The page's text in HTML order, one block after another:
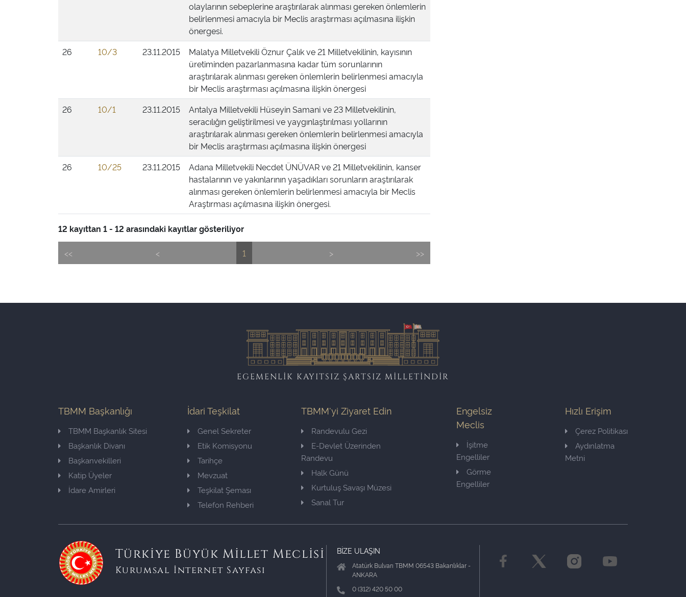
olaylarının sebeplerine araştırılarak alınması gereken önlemlerin
belirlenmesi amacıyla bir Meclis araştırması açılmasına ilişkin
önergesi.
26
10/3 23.11.2015
Malatya Milletvekili Öznur Çalık ve 21 Milletvekilinin, kayısının
üretiminden pazarlanmasına kadar tüm sorunlarının
araştırılarak alınması gereken önlemlerin belirlenmesi amacıyla
bir Meclis araştırması açılmasına ilişkin önergesi
26
10/1 23.11.2015
Antalya Milletvekili Hüseyin Samani ve 23 Milletvekilinin,
seracılığın geliştirilmesi ve yaygınlaştırılması yollarının
araştırılarak alınması gereken önlemlerin belirlenmesi amacıyla
bir Meclis araştırması açılmasına ilişkin önergesi
26
10/25 23.11.2015
Adana Milletvekili Necdet ÜNÜVAR ve 21 Milletvekilinin, kanser
hastalarının ve yakınlarının yaşadıkları sorunların araştırılarak
alınması gereken önlemlerin belirlenmesi amacıyla bir Meclis
Araştırması açılmasına ilişkin önergesi.
12 kayıttan 1 - 12 arasındaki kayıtlar gösteriliyor
<< < 1 > >>
EGEMENLİK KAYITSIZ ŞARTSIZ MİLLETİNDİR
TBMM Başkanlığı
TBMM Başkanlık Sitesi
Başkanlık Divanı
Başkanvekilleri
Katip Üyeler
İdare Amirleri
İdari Teşkilat
Genel Sekreter
Etik Komisyonu
Tarihçe
Mevzuat
Teşkilat Şeması
Telefon Rehberi
TBMM'yi Ziyaret Edin
Randevulu Gezi
E-Devlet Üzerinden
Randevu
Halk Günü
Kurtuluş Savaşı Müzesi
Sanal Tur
Engelsiz
Meclis
İşitme
Engelliler
Görme
Engelliler
Hızlı Erişim
Çerez Politikası
Aydınlatma
Metni
Türkiye Büyük Millet Meclisi
Kurumsal İnternet Sayfası
BİZE ULAŞIN
Atatürk Bulvarı TBMM 06543 Bakanlıklar -
ANKARA
0 (312) 420 50 00